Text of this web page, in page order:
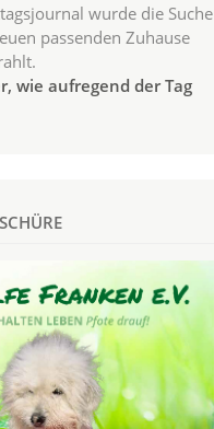
wurde die Suche
passenden Zuhause
wie aufregend der Tag